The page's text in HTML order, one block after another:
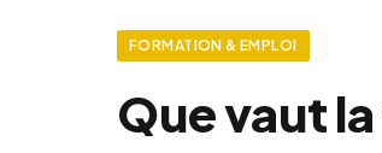
FORMATION & EMPLOI
Que vaut